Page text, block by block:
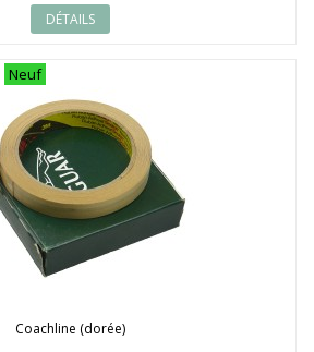
DÉTAILS
Neuf
Coachline (dorée)